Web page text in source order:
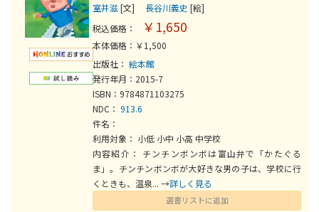
室井滋 [文] 長谷川義史 [絵]
税込価格：
￥1,650
本体価格：￥1,500
出版社： 絵本館
発行年月：2015-7
ISBN：9784871103275
NDC： 913.6
件名：
利用対象： 小低 小中 小高 中学校
内容紹介： チンチンボンボは富山弁で「かたぐる
ま」。チンチンボンボが大好きな男の子は、学校に行
くときも、温泉... →詳しく見る
選書リストに追加